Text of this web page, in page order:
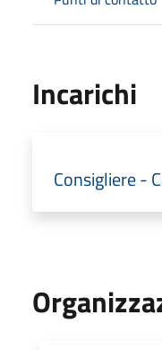
Incarichi
Consigliere -